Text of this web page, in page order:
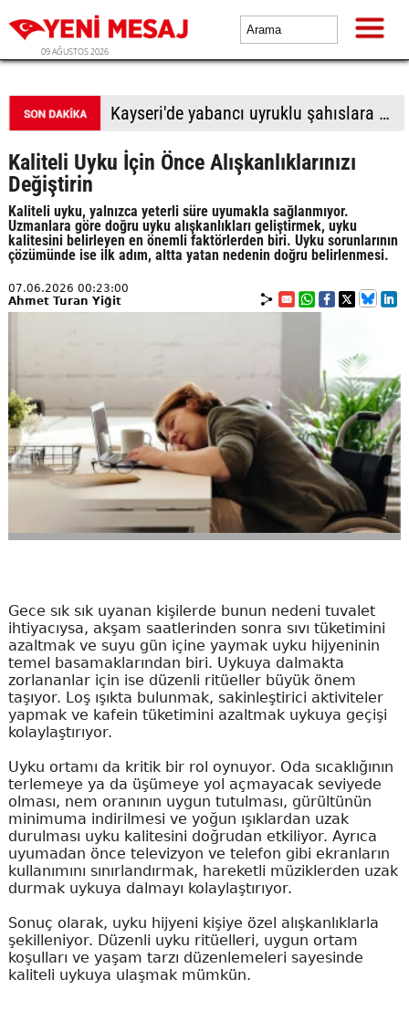
09 AĞUSTOS 2026
BTP Antalya İl Başkanlığından yoğun mesai: İl binasında ve Manavgat'ta üye buluşmaları
Kaliteli Uyku İçin Önce Alışkanlıklarınızı
Değiştirin
Kaliteli uyku, yalnızca yeterli süre uyumakla sağlanmıyor.
Uzmanlara göre doğru uyku alışkanlıkları geliştirmek, uyku
kalitesini belirleyen en önemli faktörlerden biri. Uyku sorunlarının
çözümünde ise ilk adım, altta yatan nedenin doğru belirlenmesi.
07.06.2026 00:23:00
Ahmet Turan Yiğit
Gece sık sık uyanan kişilerde bunun nedeni tuvalet
ihtiyacıysa, akşam saatlerinden sonra sıvı tüketimini
azaltmak ve suyu gün içine yaymak uyku hijyeninin
temel basamaklarından biri. Uykuya dalmakta
zorlananlar için ise düzenli ritüeller büyük önem
taşıyor. Loş ışıkta bulunmak, sakinleştirici aktiviteler
yapmak ve kafein tüketimini azaltmak uykuya geçişi
kolaylaştırıyor.
Uyku ortamı da kritik bir rol oynuyor. Oda sıcaklığının
terlemeye ya da üşümeye yol açmayacak seviyede
olması, nem oranının uygun tutulması, gürültünün
minimuma indirilmesi ve yoğun ışıklardan uzak
durulması uyku kalitesini doğrudan etkiliyor. Ayrıca
uyumadan önce televizyon ve telefon gibi ekranların
kullanımını sınırlandırmak, hareketli müziklerden uzak
durmak uykuya dalmayı kolaylaştırıyor.
Sonuç olarak, uyku hijyeni kişiye özel alışkanlıklarla
şekilleniyor. Düzenli uyku ritüelleri, uygun ortam
koşulları ve yaşam tarzı düzenlemeleri sayesinde
kaliteli uykuya ulaşmak mümkün.